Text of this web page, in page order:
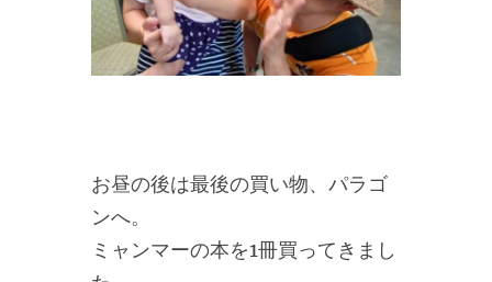
お昼の後は最後の買い物、パラゴ
ンへ。
ミャンマーの本を1冊買ってきまし